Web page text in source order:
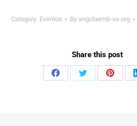
Category: Eventos By angolaemb-se.org
Share this post